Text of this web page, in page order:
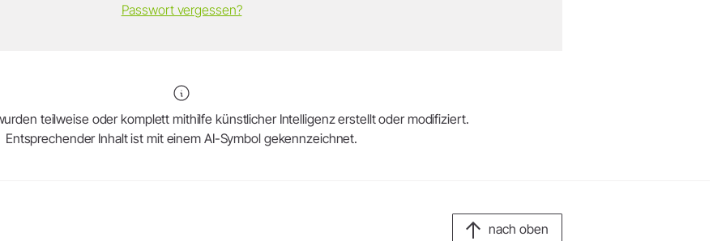
Passwort vergessen?
teilweise oder komplett mithilfe künstlicher Intelligenz erstellt oder modifiziert.
Entsprechender Inhalt ist mit einem AI-Symbol gekennzeichnet.
nach oben